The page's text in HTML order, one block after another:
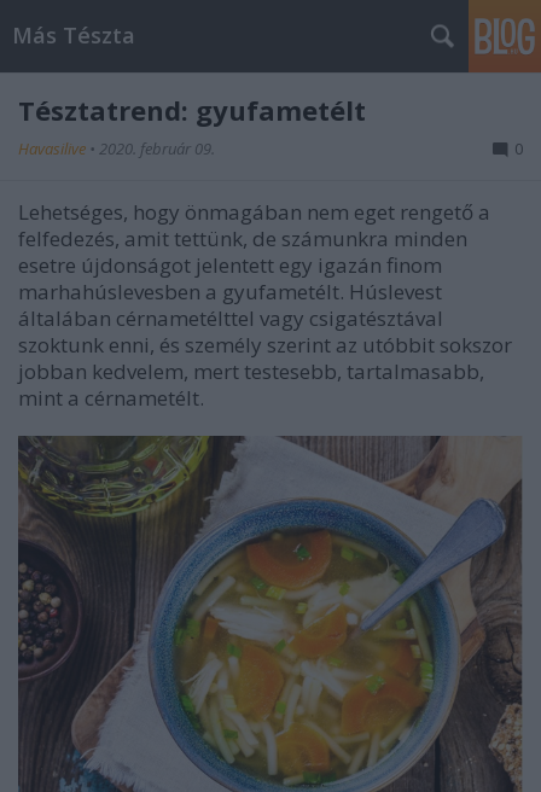
Más Tészta
Tésztatrend: gyufametélt
Havasilive • 2020. február 09. 0
Lehetséges, hogy önmagában nem eget rengető a
felfedezés, amit tettünk, de számunkra minden
esetre újdonságot jelentett egy igazán finom
marhahúslevesben a gyufametélt. Húslevest
általában cérnametélttel vagy csigatésztával
szoktunk enni, és személy szerint az utóbbit sokszor
jobban kedvelem, mert testesebb, tartalmasabb,
mint a cérnametélt.